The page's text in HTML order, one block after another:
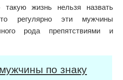
жизнь нельзя назвать
регулярно эти мужчины
рода препятствиями и
по знаку